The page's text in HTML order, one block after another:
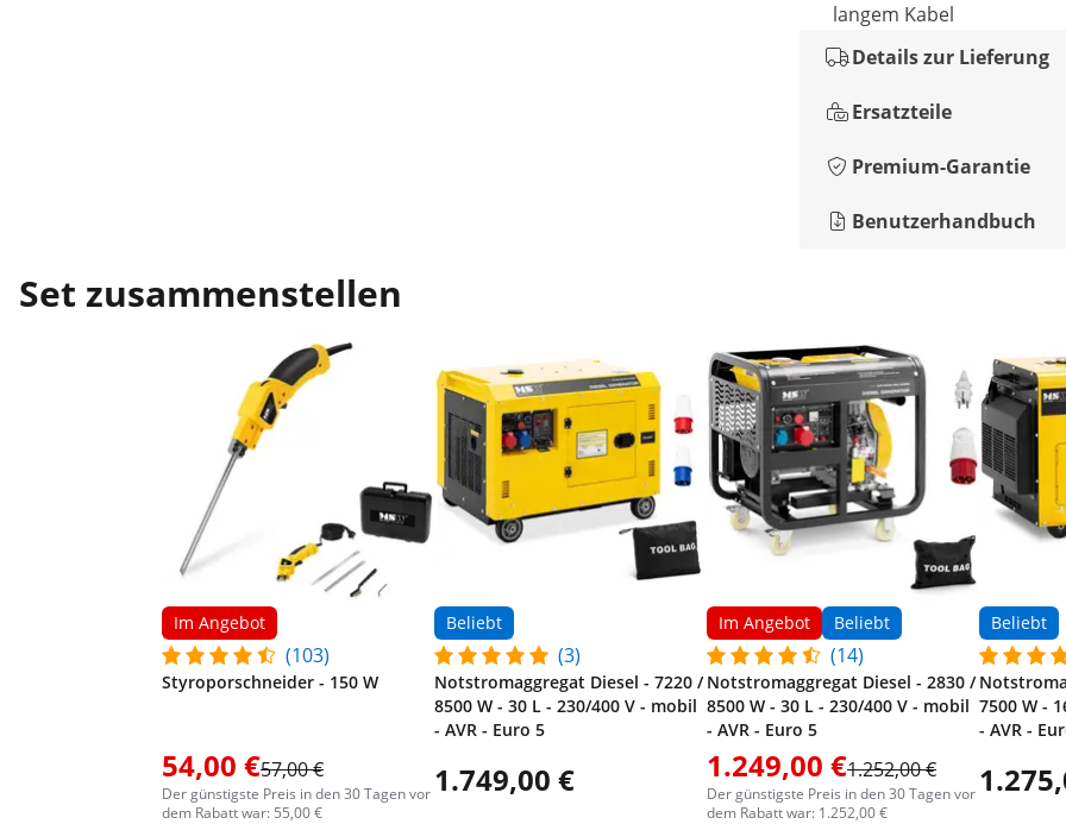
langem Kabel
Details zur Lieferung
Ersatzteile
Premium-Garantie
Benutzerhandbuch
Set zusammenstellen
Im Angebot
(103)
Styroporschneider - 150 W
54,00 €57,00 €
Der günstigste Preis in den 30 Tagen vor
dem Rabatt war: 55,00 €
Beliebt
(3)
Notstromaggregat Diesel - 7220 /
8500 W - 30 L - 230/400 V - mobil
- AVR - Euro 5
1.749,00 €
Im Angebot Beliebt
(14)
Notstromaggregat Diesel - 2830 /
8500 W - 30 L - 230/400 V - mobil
- AVR - Euro 5
1.249,00 €1.252,00 €
Der günstigste Preis in den 30 Tagen vor
dem Rabatt war: 1.252,00 €
Beliebt
7500 W -
- AVR -